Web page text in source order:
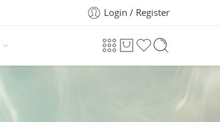
Login / Register